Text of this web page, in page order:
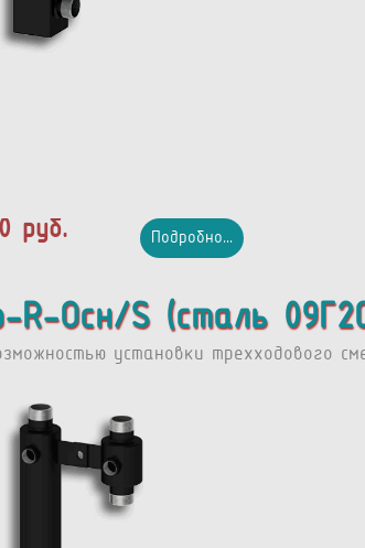
руб. Подробно...
R-Осн/S (сталь
установки трехходового